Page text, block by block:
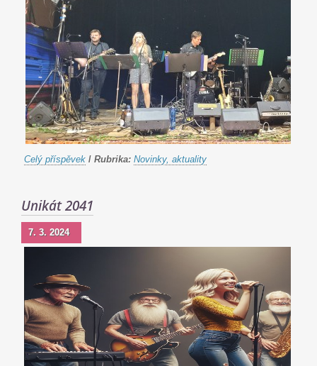
Celý příspěvek / Rubrika: Novinky, aktuality
Unikát 2041
7. 3. 2024